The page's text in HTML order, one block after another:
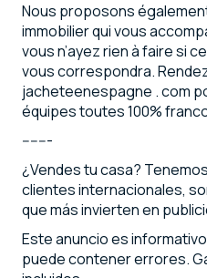
Nous proposons
immobilier qui vous
vous n’ayez rien à faire si
vous correspondra.
jacheteenespagne . com
équipes toutes 100%
-------
¿Vendes tu casa?
clientes internacionales,
que más invierten en
Este anuncio es
puede contener errores.